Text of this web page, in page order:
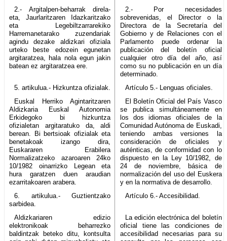
2.- Argitalpen-beharrak direla-
eta, Jaurlaritzaren Idazkaritzako
eta Legebiltzarrarekiko
Harremanetarako zuzendariak
agindu dezake aldizkari ofiziala
urteko beste edozein egunetan
argitaratzea, hala nola egun jakin
batean ez argitaratzea ere.
2.- Por necesidades
sobrevenidas, el Director o la
Directora de la Secretaría del
Gobierno y de Relaciones con el
Parlamento puede ordenar la
publicación del boletín oficial
cualquier otro día del año, así
como su no publicación en un día
determinado.
5. artikulua.- Hizkuntza ofizialak.
Artículo 5.- Lenguas oficiales.
Euskal Herriko Agintaritzaren
Aldizkaria Euskal Autonomia
Erkidegoko bi hizkuntza
ofizialetan argitaratuko da, aldi
berean. Bi bertsioak ofizialak eta
benetakoak izango dira,
Euskararen Erabilera
Normalizatzeko azaroaren 24ko
10/1982 oinarrizko Legean eta
hura garatzen duen araudian
ezarritakoaren arabera.
El Boletín Oficial del País Vasco
se publica simultáneamente en
los dos idiomas oficiales de la
Comunidad Autónoma de Euskadi,
teniendo ambas versiones la
consideración de oficiales y
auténticas, de conformidad con lo
dispuesto en la Ley 10/1982, de
24 de noviembre, básica de
normalización del uso del Euskera
y en la normativa de desarrollo.
6. artikulua.- Guztientzako
sarbidea.
Artículo 6.- Accesibilidad.
Aldizkariaren edizio
elektronikoak beharrezko
baldintzak beteko ditu, kontsulta
La edición electrónica del boletín
oficial tiene las condiciones de
accesibilidad necesarias para su